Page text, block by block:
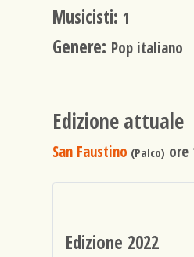
Musicisti: 1
Genere: Pop italiano
Edizione attuale
San Faustino (Palco) ore
Edizione 2022